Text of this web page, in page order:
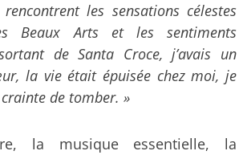
les sensations célestes
Beaux Arts et les sentiments
sortant deSanta Croce, j’avais un
la vie était épuisée chez moi, je
de tomber. »
la musique essentielle, la